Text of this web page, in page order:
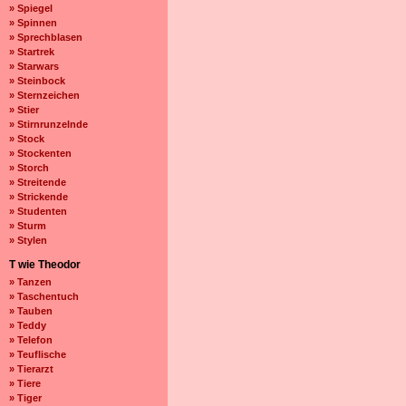
» Spiegel
» Spinnen
» Sprechblasen
» Startrek
» Starwars
» Steinbock
» Sternzeichen
» Stier
» Stirnrunzelnde
» Stock
» Stockenten
» Storch
» Streitende
» Strickende
» Studenten
» Sturm
» Stylen
T wie Theodor
» Tanzen
» Taschentuch
» Tauben
» Teddy
» Telefon
» Teuflische
» Tierarzt
» Tiere
» Tiger